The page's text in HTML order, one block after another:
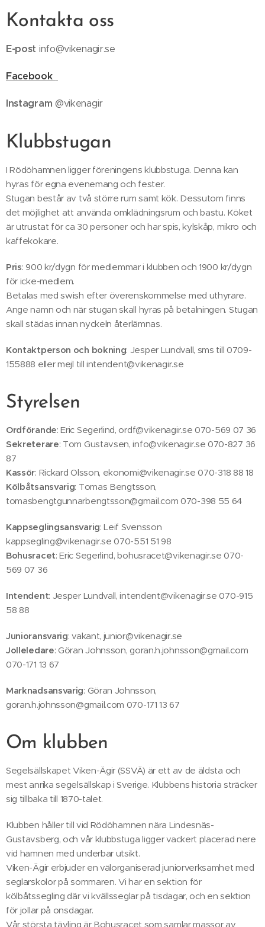
Kontakta oss
E-post info@vikenagir.se
Facebook
Instagram @vikenagir
Klubbstugan
I Rödöhamnen ligger föreningens klubbstuga. Denna kan
hyras för egna evenemang och fester.
Stugan består av två större rum samt kök. Dessutom finns
det möjlighet att använda omklädningsrum och bastu. Köket
är utrustat för ca 30 personer och har spis, kylskåp, mikro och
kaffekokare.
Pris: 900 kr/dygn för medlemmar i klubben och 1900 kr/dygn
för icke-medlem.
Betalas med swish efter överenskommelse med uthyrare.
Ange namn och när stugan skall hyras på betalningen. Stugan
skall städas innan nyckeln återlämnas.
Kontaktperson och bokning: Jesper Lundvall, sms till 0709-
155888 eller mejl till intendent@vikenagir.se
Styrelsen
Ordförande: Eric Segerlind, ordf@vikenagir.se 070-569 07 36
Sekreterare: Tom Gustavsen, info@vikenagir.se 070-827 36
87
Kassör: Rickard Olsson, ekonomi@vikenagir.se 070-318 88 18
Kölbåtsansvarig: Tomas Bengtsson,
tomasbengtgunnarbengtsson@gmail.com 070-398 55 64
Kappseglingsansvarig: Leif Svensson
kappsegling@vikenagir.se 070-551 51 98
Bohusracet: Eric Segerlind, bohusracet@vikenagir.se 070-
569 07 36
Intendent: Jesper Lundvall, intendent@vikenagir.se 070-915
58 88
Junioransvarig: vakant, junior@vikenagir.se
Jolleledare: Göran Johnsson, goran.h.johnsson@gmail.com
070-171 13 67
Marknadsansvarig: Göran Johnsson,
goran.h.johnsson@gmail.com 070-171 13 67
Om klubben
Segelsällskapet Viken-Ägir (SSVÄ) är ett av de äldsta och
mest anrika segelsällskap i Sverige. Klubbens historia sträcker
sig tillbaka till 1870-talet.
Klubben håller till vid Rödöhamnen nära Lindesnäs-
Gustavsberg, och vår klubbstuga ligger vackert placerad nere
vid hamnen med underbar utsikt.
Viken-Ägir erbjuder en välorganiserad juniorverksamhet med
seglarskolor på sommaren. Vi har en sektion för
kölbåtssegling där vi kvällsseglar på tisdagar, och en sektion
för jollar på onsdagar.
Vår största tävling är Bohusracet som samlar massor av